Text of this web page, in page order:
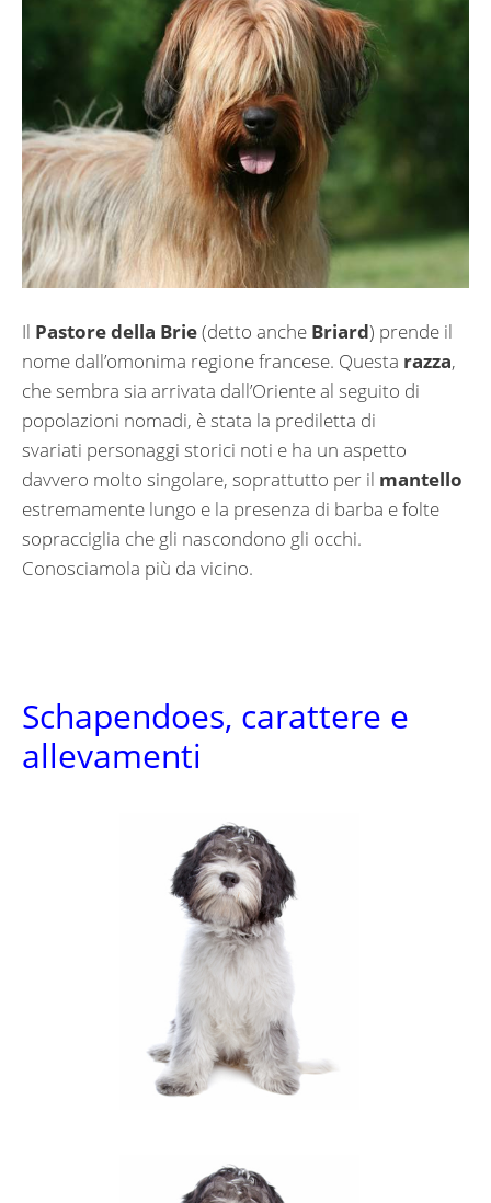
Il Pastore della Brie(detto anche Briard) prende il
nome dall’omonima regione francese. Questa razza,
che sembra sia arrivata dall’Oriente al seguito di
popolazioni nomadi, è stata la prediletta di
svariati personaggi storici noti e ha un aspetto
davvero molto singolare, soprattutto per il mantello
estremamente lungo e la presenza di barba e folte
sopracciglia che gli nascondono gli occhi.
Conosciamola più da vicino.
Schapendoes, carattere e
allevamenti